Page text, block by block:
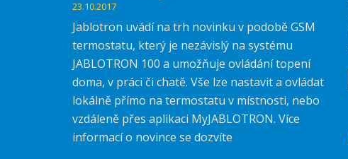
23.10.2017
Jablotron uvádí na trh novinku v podobě GSM
termostatu, který je nezávislý na systému
JABLOTRON 100 a umožňuje ovládání topení
doma, v práci či chatě. Vše lze nastavit a ovládat
lokálně přímo na termostatu v místnosti, nebo
vzdáleně přes aplikaci MyJABLOTRON. Více
informací o novince se dozvíte